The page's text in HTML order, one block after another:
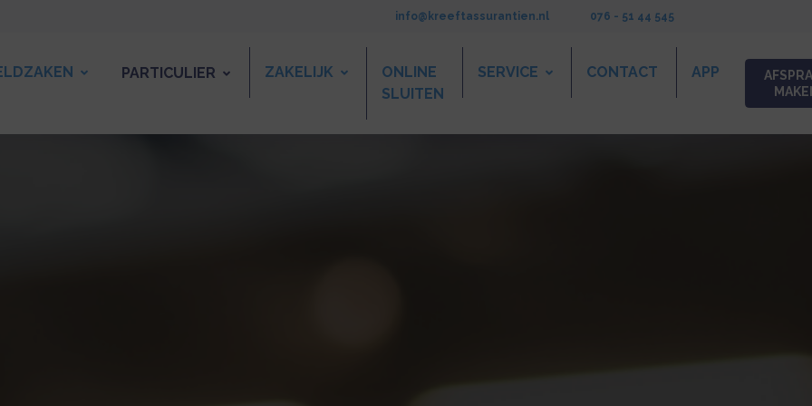
info@kreeftassurantien.nl 076 - 51 44 545
PARTICULIER ZAKELIJK
ONLINE
SLUITEN
SERVICE CONTACT APP